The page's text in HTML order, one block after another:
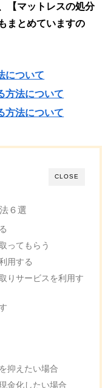
【マットレスの処分
まとめていますの
について
方法について
方法について
CLOSE
６選
ってもらう
用する
りサービスを利用す
抑えたい場合
金化したい場合